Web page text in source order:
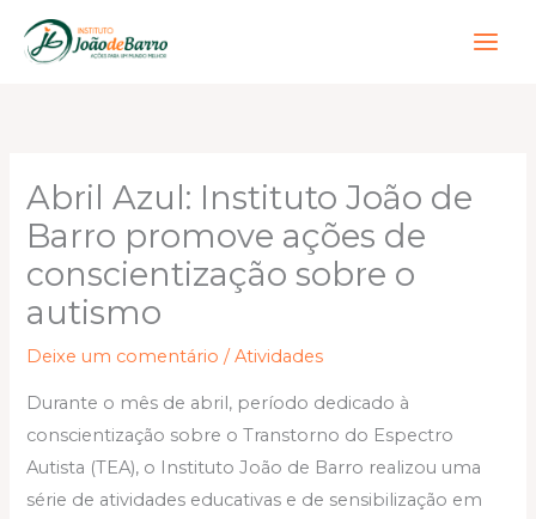
para
Abril Azul: Instituto João de
Barro promove ações de
conscientização sobre o
autismo
Deixe um comentário /Atividades
Durante o mês de abril, período dedicado à
conscientização sobre o Transtorno do Espectro
Autista (TEA), o Instituto João de Barro realizou uma
série de atividades educativas e de sensibilização em